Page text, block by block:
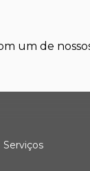
um de
Serviços